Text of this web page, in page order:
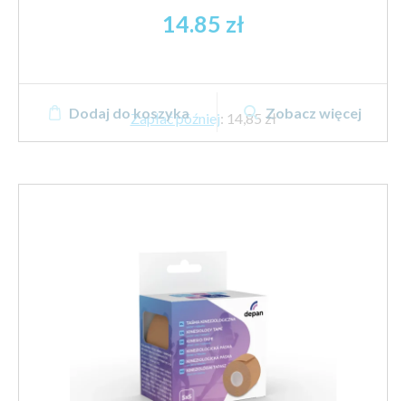
14.85 zł
Zapłać później: 14,85 zł
Dodaj do koszyka Zobacz więcej